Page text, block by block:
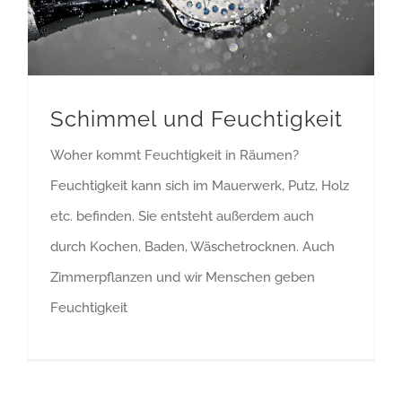
Schimmel und Feuchtigkeit
Woher kommt Feuchtigkeit in Räumen?
Feuchtigkeit kann sich im Mauerwerk, Putz, Holz
etc. befinden. Sie entsteht außerdem auch
durch Kochen, Baden, Wäschetrocknen. Auch
Zimmerpflanzen und wir Menschen geben
Feuchtigkeit